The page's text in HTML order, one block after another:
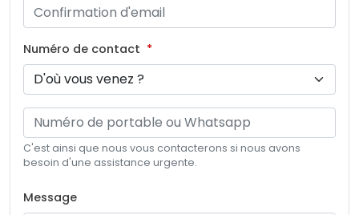
Numéro de contact
C'est ainsi que nous vous contacterons si nous avons
besoin d'une assistance urgente.
Message